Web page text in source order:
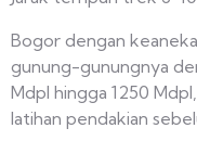
Bogor dengan
gunung-gunungnya
Mdpl hingga 1250
latihan pendakian